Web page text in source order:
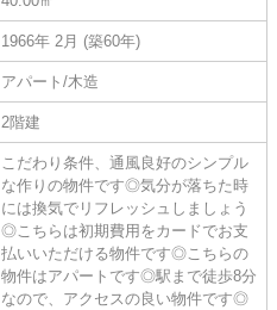
1966年 2月 (築60年)
アパート/木造
2階建
こだわり条件、通風良好のシンプル
な作りの物件です◎気分が落ちた時
には換気でリフレッシュしましょう
◎こちらは初期費用をカードでお支
払いいただける物件です◎こちらの
物件はアパートです◎駅まで徒歩8分
なので、アクセスの良い物件です◎